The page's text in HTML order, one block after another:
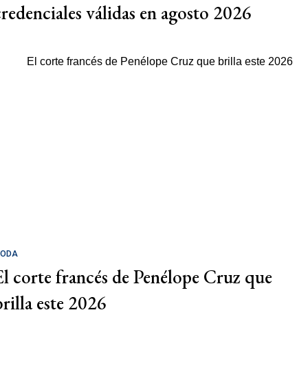
válidas en agosto 2026
corte francés de Penélope Cruz que
este 2026